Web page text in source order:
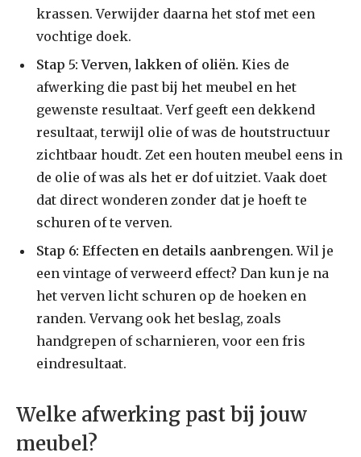
krassen. Verwijder daarna het stof met een
vochtige doek.
Stap 5: Verven, lakken of oliën. Kies de
afwerking die past bij het meubel en het
gewenste resultaat. Verf geeft een dekkend
resultaat, terwijl olie of was de houtstructuur
zichtbaar houdt. Zet een houten meubel eens in
de olie of was als het er dof uitziet. Vaak doet
dat direct wonderen zonder dat je hoeft te
schuren of te verven.
Stap 6: Effecten en details aanbrengen. Wil je
een vintage of verweerd effect? Dan kun je na
het verven licht schuren op de hoeken en
randen. Vervang ook het beslag, zoals
handgrepen of scharnieren, voor een fris
eindresultaat.
Welke afwerking past bij jouw
meubel?